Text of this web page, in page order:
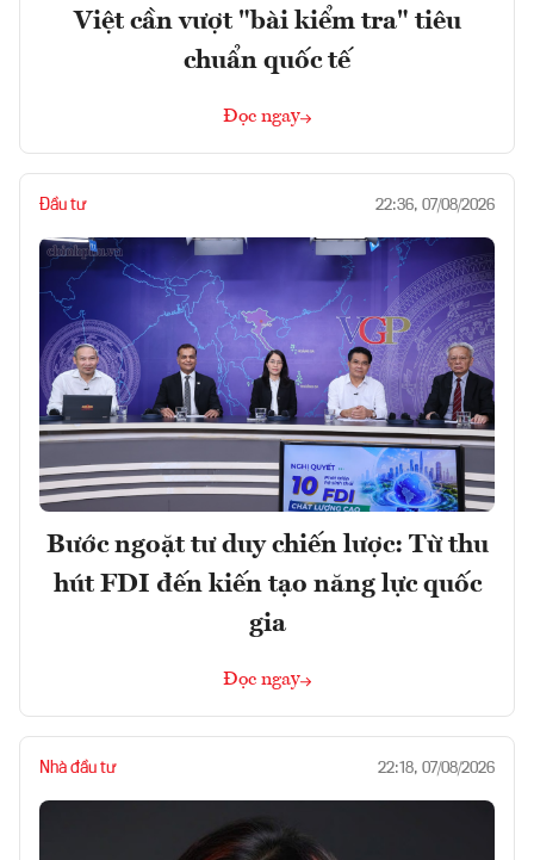
Việt cần vượt "bài kiểm tra" tiêu
chuẩn quốc tế
Đọc ngay
Đầu tư 22:36, 07/08/2026
Bước ngoặt tư duy chiến lược: Từ thu
hút FDI đến kiến tạo năng lực quốc
gia
Đọc ngay
Nhà đầu tư 22:18, 07/08/2026